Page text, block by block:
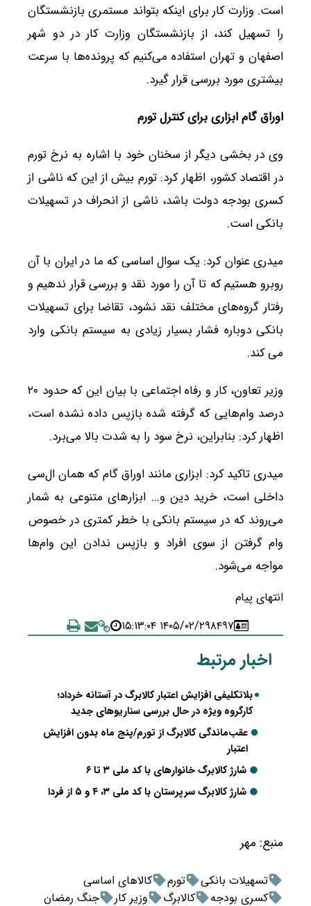
است. وزارت کار برای اینکه بتواند مستمری بازنشستگان
را تسهیل کند، از بازنشستگان وزارت کار در دو شهر
اصفهان و تهران استفاده می‌کنیم که پرونده‌ها با سرعت
بیشتری مورد بررسی قرار گیرد.
اوراق گام ابزاری برای کنترل تورم
وی در بخشی دیگر از سخنان خود با اشاره به نرخ تورم
در اقتصاد کشور، اظهار کرد: تورم بیش از این که ناشی از
کسری بودجه دولت باشد، ناشی از انحراف در تسهیلات
بانکی است.
میدری عنوان کرد: یک سوال اساسی که ما در ایران با آن
روبرو هستیم که تا آن را مورد نقد و بررسی قرار ندهیم و
رفتار گروه‌های مختلف نقد نشود، تقاضا برای تسهیلات
بانکی دوباره فشار بسیار زیادی به سیستم بانکی وارد
می کند.
وزیر تعاون، کار و رفاه اجتماعی با بیان این که حدود ۲۰
درصد وام‌هایی که گرفته شده بازپس داده نشده است،
اظهار کرد: بنابراین، نرخ سود را به شدت بالا می‌برد.
میدری تاکید کرد: ابزاری مانند اوراق گام که همان ال‌سی
داخلی است، خرید دین و... ابزارهای متنوعی به شمار
می‌روند که در سیستم بانکی با خطر کمتری در خصوص
وام گرفتن از سوی افراد و بازپس ندادن این وام‌ها
مواجه می‌شود.
انتهای پیام
۸۴۹۷۱۴۰۵/۰۲/۲۹ ۱۵:۱۳:۰۴
اخبار مرتبط
بلاتکلیفی افزایش اعتبار کالابرگ در آستانه خرداد؛
کارگروه ویژه در حال بررسی سناریوهای جدید
عقب‌ماندگی کالابرگ از تورم/پنج ماه بدون افزایش
اعتبار
شارژ کالابرگ خانوارهای با کد ملی ۳ تا ۶
شارژ کالابرگ سرپرستان با کد ملی ۳، ۴ و ۵ از فردا
منبع: مهر
تسهیلات بانکی تورم
کالاهای اساسی
کسری بودجه
کالابرگ وزیر کار جنگ رمضان